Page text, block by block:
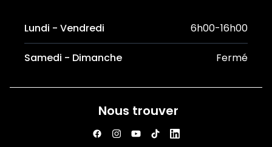
Lundi - Vendredi 6h00-16h00
Samedi - Dimanche Fermé
Nous trouver